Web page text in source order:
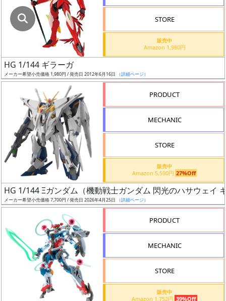
ク
ス
ア
ト
ー
タ
ー
STORE
販売中
Amazon 1,980円
HG 1/144 ギラーガ
メーカー希望小売価格 1,980円 / 発売日 2012年6月16日 （詳細ページ）
PRODUCT
MECHANIC
STORE
販売中
Amazon 5,590円 27%Off
HG 1/144 Ξガンダム（機動戦士ガンダム 閃光のハサウェイ
メーカー希望小売価格 7,700円 / 発売日 2026年4月25日 （詳細ページ）
PRODUCT
MECHANIC
STORE
販売中
Amazon 1,752円 39%Off